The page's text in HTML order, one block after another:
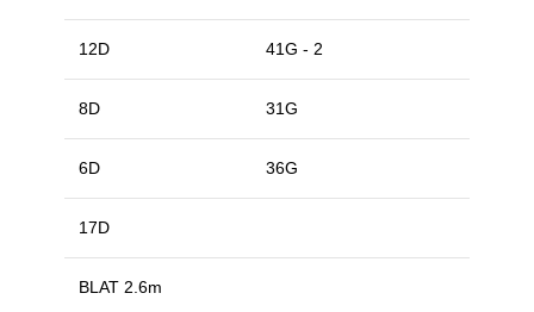
12D 41G - 2
8D 31G
6D 36G
17D
BLAT 2.6m